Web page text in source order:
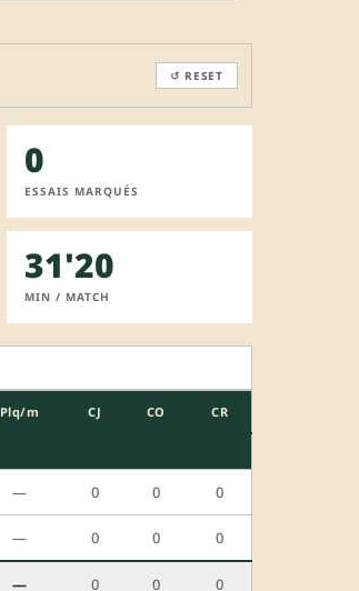
↺ RESET
0
ESSAIS MARQUÉS
31'20
MIN / MATCH
Plq/m CJ CO CR
— 0 0 0
— 0 0 0
— 0 0 0